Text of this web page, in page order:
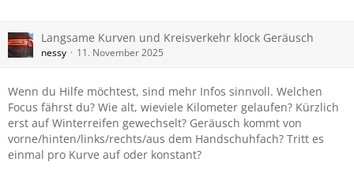
Langsame Kurven und Kreisverkehr klock Geräusch
nessy 11. November 2025
Wenn du Hilfe möchtest, sind mehr Infos sinnvoll. Welchen
Focus fährst du? Wie alt, wieviele Kilometer gelaufen? Kürzlich
erst auf Winterreifen gewechselt? Geräusch kommt von
vorne/hinten/links/rechts/aus dem Handschuhfach? Tritt es
einmal pro Kurve auf oder konstant?